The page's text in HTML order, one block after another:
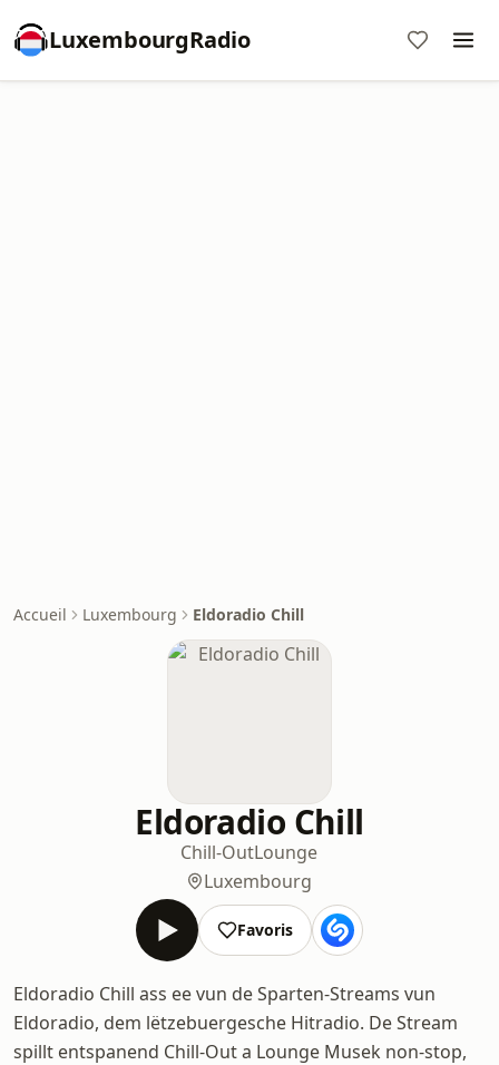
LuxembourgRadio
Accueil Luxembourg Eldoradio Chill
Eldoradio Chill
Chill-OutLounge
Luxembourg
Favoris
Eldoradio Chill ass ee vun de Sparten-Streams vun
Eldoradio, dem lëtzebuergesche Hitradio. De Stream
spillt entspanend Chill-Out a Lounge Musek non-stop,